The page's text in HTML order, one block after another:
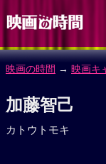
映画の時間 → 映画キ
加藤智己
カトウトモキ